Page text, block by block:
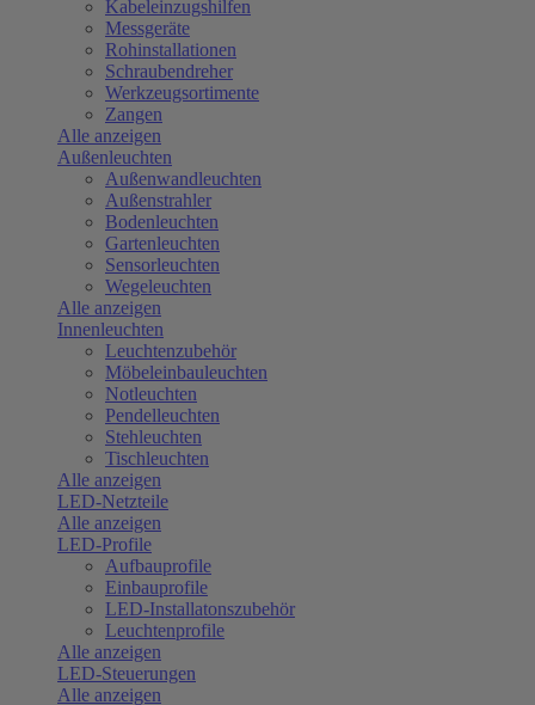
Kabeleinzugshilfen
Messgeräte
Rohinstallationen
Schraubendreher
Werkzeugsortimente
Zangen
Alle anzeigen
Außenleuchten
Außenwandleuchten
Außenstrahler
Bodenleuchten
Gartenleuchten
Sensorleuchten
Wegeleuchten
Alle anzeigen
Innenleuchten
Leuchtenzubehör
Möbeleinbauleuchten
Notleuchten
Pendelleuchten
Stehleuchten
Tischleuchten
Alle anzeigen
LED-Netzteile
Alle anzeigen
LED-Profile
Aufbauprofile
Einbauprofile
LED-Installatonszubehör
Leuchtenprofile
Alle anzeigen
LED-Steuerungen
Alle anzeigen